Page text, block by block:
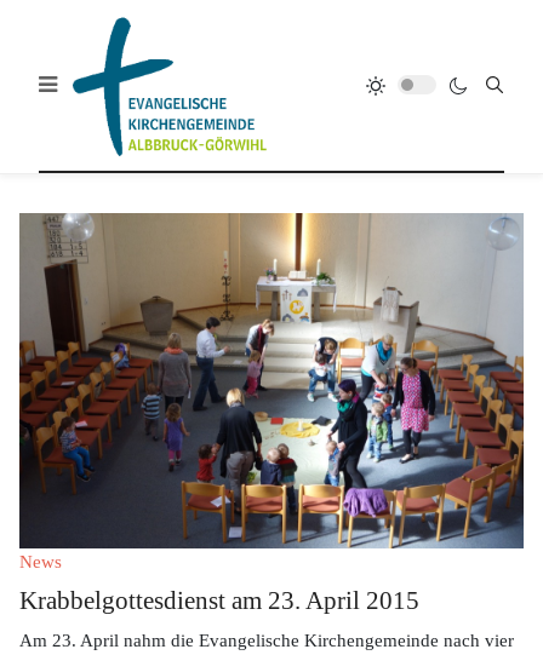
News
Krabbelgottesdienst am 23. April 2015
Am 23. April nahm die Evangelische Kirchengemeinde nach vier